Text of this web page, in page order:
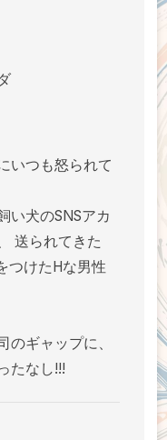
いつも怒られて
い犬のSNSアカ
送られてきた
つけたHな男性
のギャップに、
たなし!!!